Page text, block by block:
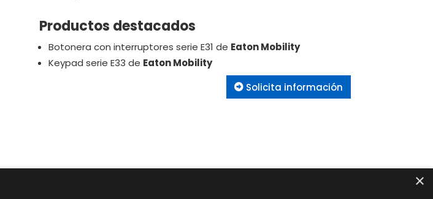
Productos destacados
Botonera con interruptores serie E31 de Eaton Mobility
Keypad serie E33 de Eaton Mobility
Solicita información
×